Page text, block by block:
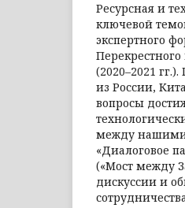
Ресурсная и
ключевой
экспертного
(2020–2021
из России,
вопросы
между нашими
«Диалоговое
(«Мост между
дискуссии и